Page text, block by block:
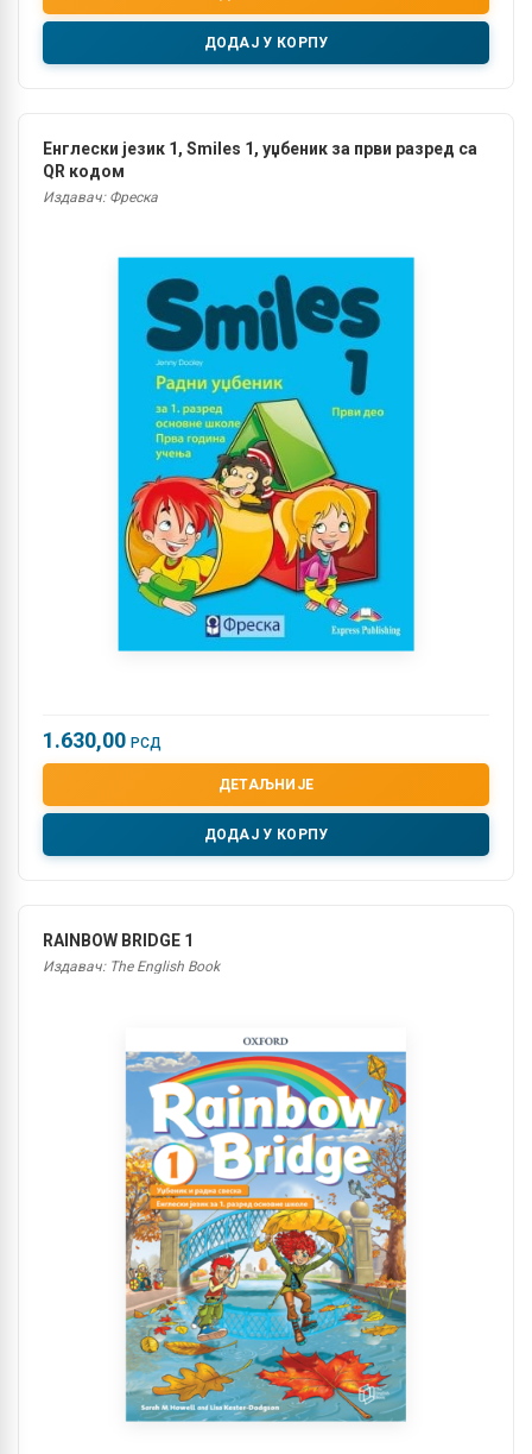
ДОДАЈ У КОРПУ
Енглески језик 1, Smiles 1, уџбеник за први разред са
QR кодом
Издавач: Фреска
1.630,00 РСД
ДЕТАЉНИЈЕ
ДОДАЈ У КОРПУ
RAINBOW BRIDGE 1
Издавач: The English Book